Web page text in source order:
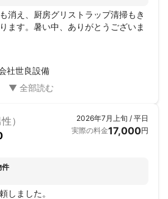
消え、厨房グリストラップ清掃もき
ます。暑い中、ありがとうございま
社世良設備
）
2026年7月上旬 / 平日
実際の料金17,000円
件
しました。